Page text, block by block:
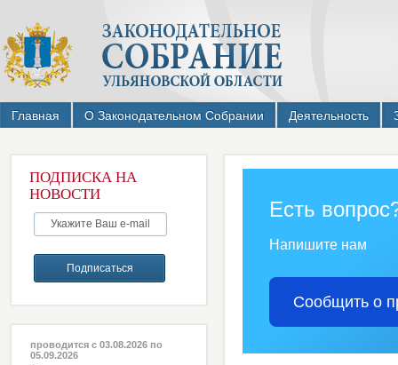
Главная О Законодательном Собрании Деятельность
ПОДПИСКА НА
НОВОСТИ
проводится с 03.08.2026 по
05.09.2026
Есть
Напишите нам
Сообщить о